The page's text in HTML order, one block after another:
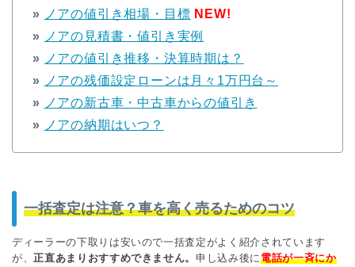
» ノアの値引き相場・目標 NEW!
» ノアの見積書・値引き実例
» ノアの値引き推移・決算時期は？
» ノアの残価設定ローンは月々1万円台～
» ノアの新古車・中古車からの値引き
» ノアの納期はいつ？
一括査定は注意？車を高く売るためのコツ
ディーラーの下取りは安いので一括査定がよく紹介されています
が、正直あまりおすすめできません。申し込み後に電話が一斉にか